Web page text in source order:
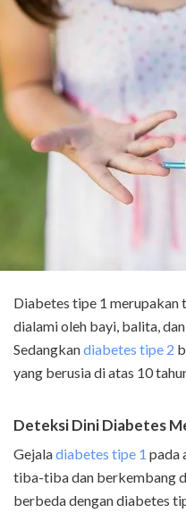
Diabetes tipe 1 merupakan
dialami oleh bayi, balita,
Sedangkandiabetes tipe 2
yang berusia di atas 10
Deteksi Dini Diabetes
Gejaladiabetes tipe 1 pada
tiba-tiba dan berkembang
berbeda dengan diabetes